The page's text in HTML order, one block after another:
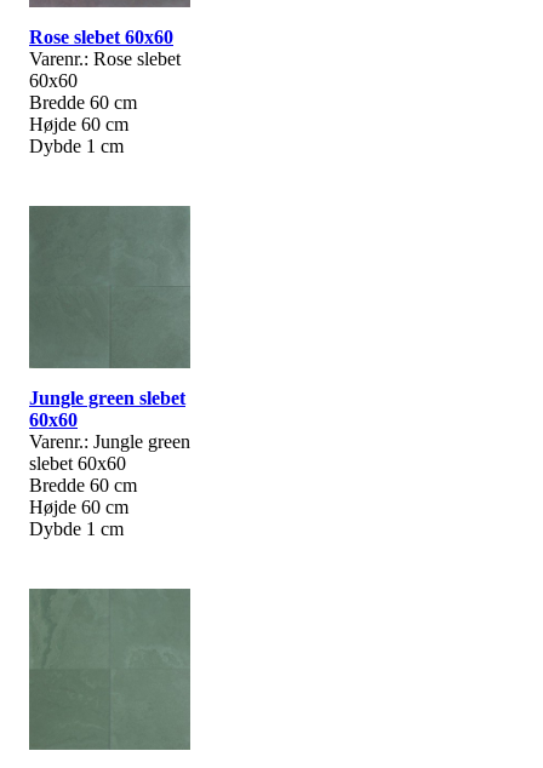
Rose slebet 60x60
Varenr.: Rose slebet
60x60
Bredde 60 cm
Højde 60 cm
Dybde 1 cm
Jungle green slebet
60x60
Varenr.: Jungle green
slebet 60x60
Bredde 60 cm
Højde 60 cm
Dybde 1 cm